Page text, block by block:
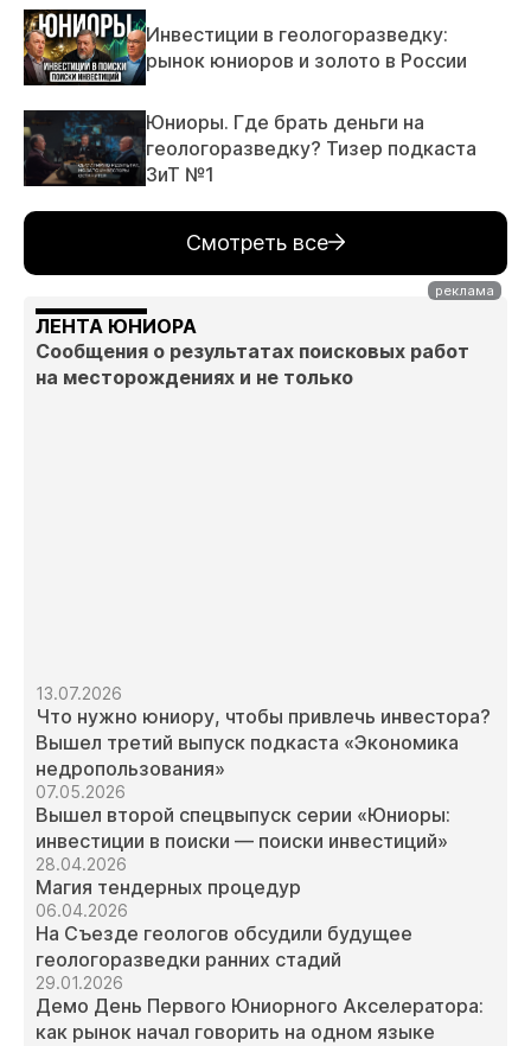
Инвестиции в геологоразведку:
рынок юниоров и золото в России
Юниоры. Где брать деньги на
геологоразведку? Тизер подкаста
ЗиТ №1
Смотреть все
ЛЕНТА ЮНИОРА
Сообщения о результатах поисковых работ
на месторождениях и не только
13.07.2026
Что нужно юниору, чтобы привлечь инвестора?
Вышел третий выпуск подкаста «Экономика
недропользования»
07.05.2026
Вышел второй спецвыпуск серии «Юниоры:
инвестиции в поиски — поиски инвестиций»
28.04.2026
Магия тендерных процедур
06.04.2026
На Съезде геологов обсудили будущее
геологоразведки ранних стадий
29.01.2026
Демо День Первого Юниорного Акселератора:
как рынок начал говорить на одном языке